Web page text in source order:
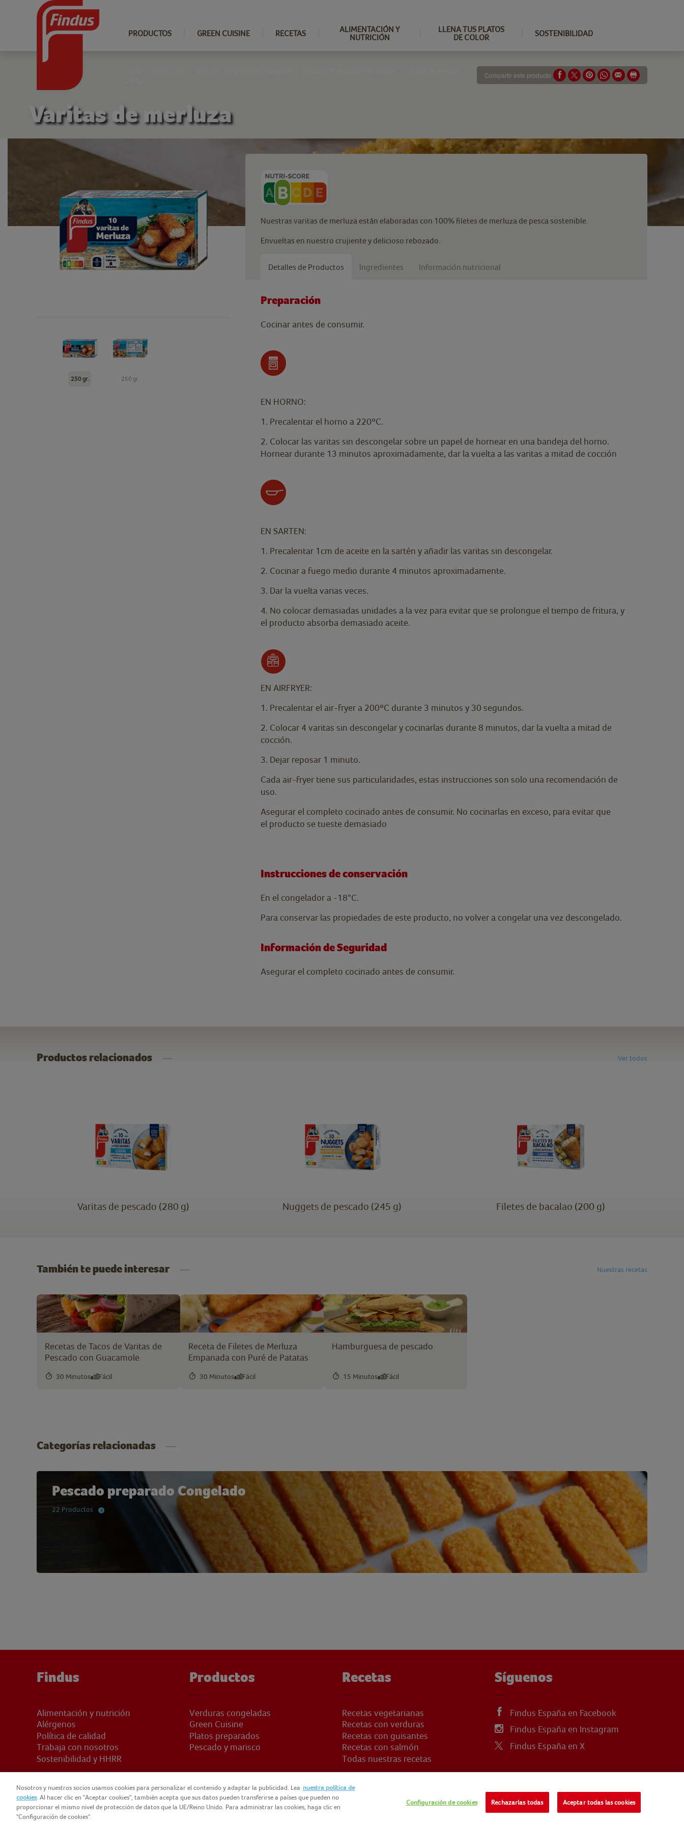
PRODUCTOS GREEN CUISINE RECETAS
ALIMENTACIÓN Y
NUTRICIÓN
LLENA TUS PLATOS
DE COLOR
SOSTENIBILIDAD
Varitas de merluza
Compartir este producto
250 gr. 250 gr.
Nuestras varitas de merluza están elaboradas con 100% filetes de merluza de pesca sostenible.
Envueltas en nuestro crujiente y delicioso rebozado.
Detalles de Productos Ingredientes Información nutricional
Preparación
Cocinar antes de consumir.
EN HORNO:
1. Precalentar el horno a 220ºC.
2. Colocar las varitas sin descongelar sobre un papel de hornear en una bandeja del horno.
Hornear durante 13 minutos aproximadamente, dar la vuelta a las varitas a mitad de cocción
EN SARTEN:
1. Precalentar 1cm de aceite en la sartén y añadir las varitas sin descongelar.
2. Cocinar a fuego medio durante 4 minutos aproximadamente.
3. Dar la vuelta varias veces.
4. No colocar demasiadas unidades a la vez para evitar que se prolongue el tiempo de fritura, y
el producto absorba demasiado aceite.
EN AIRFRYER:
1. Precalentar el air-fryer a 200ºC durante 3 minutos y 30 segundos.
2. Colocar 4 varitas sin descongelar y cocinarlas durante 8 minutos, dar la vuelta a mitad de
cocción.
3. Dejar reposar 1 minuto.
Cada air-fryer tiene sus particularidades, estas instrucciones son solo una recomendación de
uso.
Asegurar el completo cocinado antes de consumir. No cocinarlas en exceso, para evitar que
el producto se tueste demasiado
Instrucciones de conservación
En el congelador a -18°C.
Para conservar las propiedades de este producto, no volver a congelar una vez descongelado.
Información de Seguridad
Asegurar el completo cocinado antes de consumir.
Productos relacionados Ver todos
Varitas de pescado (280 g) Nuggets de pescado (245 g) Filetes de bacalao (200 g)
También te puede interesar Nuestras recetas
Recetas de Tacos de Varitas de
Pescado con Guacamole
30 Minutos Fácil
Receta de Filetes de Merluza
Empanada con Puré de Patatas
30 Minutos Fácil
Hamburguesa de pescado
15 Minutos Fácil
Categorías relacionadas
Pescado preparado Congelado
22 Productos
Findus
Alimentación y nutrición
Alérgenos
Política de calidad
Trabaja con nosotros
Sostenibilidad y HHRR
Productos
Verduras congeladas
Green Cuisine
Platos preparados
Pescado y marisco
Recetas
Recetas vegetarianas
Recetas con verduras
Recetas con guisantes
Recetas con salmón
Todas nuestras recetas
Síguenos
Findus España en Facebook
Findus España en Instagram
Findus España en X
© 2025 FINDUS POLÍTICA DE PRIVACIDAD MAPA DEL SITIO FINDUS FOOD SERVICES COOKIES CONTACTO
Nosotros y nuestros socios usamos cookies para personalizar el contenido y adaptar la publicidad. Lea nuestra política de
cookies. Al hacer clic en "Aceptar cookies", también acepta que sus datos pueden transferirse a países que pueden no
proporcionar el mismo nivel de protección de datos que la UE/Reino Unido. Para administrar las cookies, haga clic en
"Configuración de cookies".
Configuración de cookies Rechazarlas todas Aceptar todas las cookies